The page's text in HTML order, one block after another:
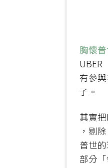
胸懷
UBER
有參
子。
其實
，剔
普世
部分